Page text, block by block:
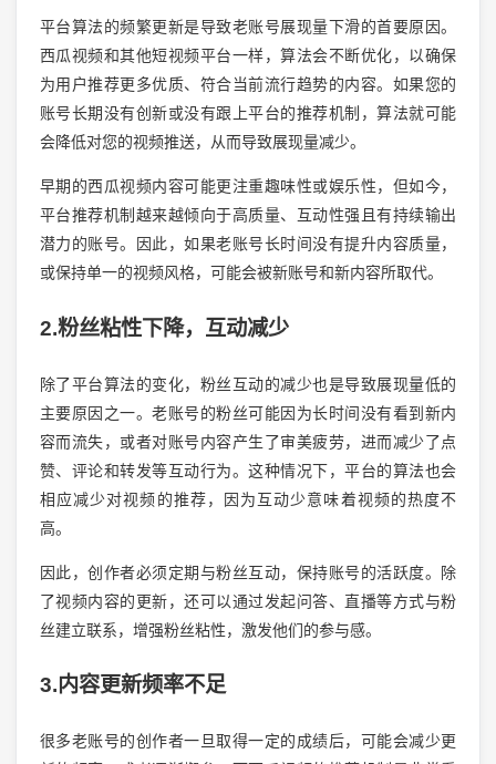
平台算法的频繁更新是导致老账号展现量下滑的首要原因。
西瓜视频和其他短视频平台一样，算法会不断优化，以确保
为用户推荐更多优质、符合当前流行趋势的内容。如果您的
账号长期没有创新或没有跟上平台的推荐机制，算法就可能
会降低对您的视频推送，从而导致展现量减少。
早期的西瓜视频内容可能更注重趣味性或娱乐性，但如今，
平台推荐机制越来越倾向于高质量、互动性强且有持续输出
潜力的账号。因此，如果老账号长时间没有提升内容质量，
或保持单一的视频风格，可能会被新账号和新内容所取代。
2.粉丝粘性下降，互动减少
除了平台算法的变化，粉丝互动的减少也是导致展现量低的
主要原因之一。老账号的粉丝可能因为长时间没有看到新内
容而流失，或者对账号内容产生了审美疲劳，进而减少了点
赞、评论和转发等互动行为。这种情况下，平台的算法也会
相应减少对视频的推荐，因为互动少意味着视频的热度不
高。
因此，创作者必须定期与粉丝互动，保持账号的活跃度。除
了视频内容的更新，还可以通过发起问答、直播等方式与粉
丝建立联系，增强粉丝粘性，激发他们的参与感。
3.内容更新频率不足
很多老账号的创作者一旦取得一定的成绩后，可能会减少更